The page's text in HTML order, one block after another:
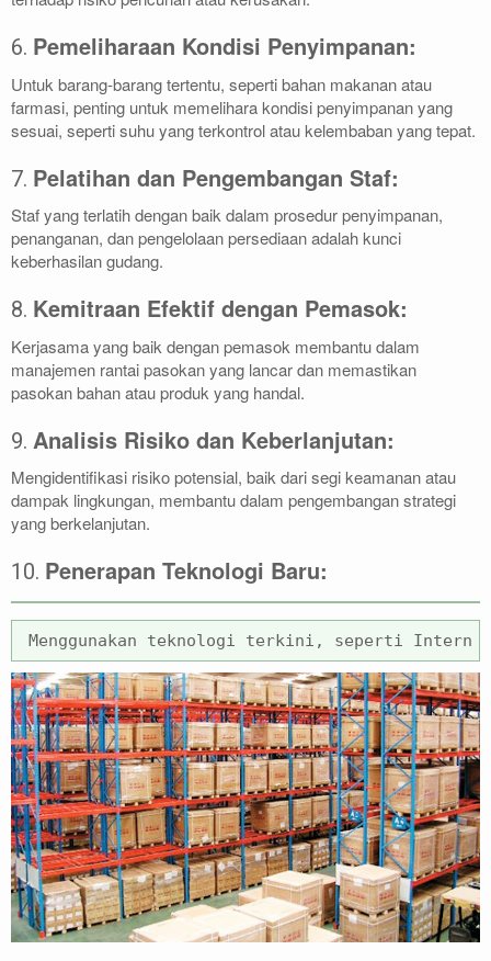
6. Pemeliharaan Kondisi Penyimpanan:
Untuk barang-barang tertentu, seperti bahan makanan atau
farmasi, penting untuk memelihara kondisi penyimpanan yang
sesuai, seperti suhu yang terkontrol atau kelembaban yang tepat.
7. Pelatihan dan Pengembangan Staf:
Staf yang terlatih dengan baik dalam prosedur penyimpanan,
penanganan, dan pengelolaan persediaan adalah kunci
keberhasilan gudang.
8. Kemitraan Efektif dengan Pemasok:
Kerjasama yang baik dengan pemasok membantu dalam
manajemen rantai pasokan yang lancar dan memastikan
pasokan bahan atau produk yang handal.
9. Analisis Risiko dan Keberlanjutan:
Mengidentifikasi risiko potensial, baik dari segi keamanan atau
dampak lingkungan, membantu dalam pengembangan strategi
yang berkelanjutan.
10. Penerapan Teknologi Baru:
Menggunakan teknologi terkini, seperti